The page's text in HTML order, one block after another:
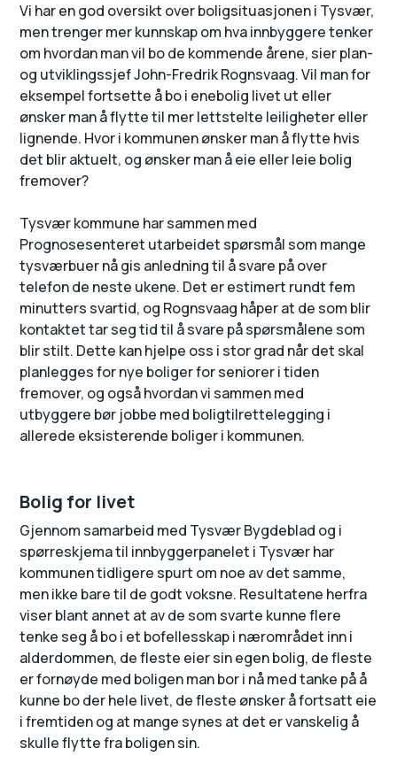
Vi har en god oversikt over boligsituasjonen i Tysvær,
men trenger mer kunnskap om hva innbyggere tenker
om hvordan man vil bo de kommende årene, sier plan-
og utviklingssjef John-Fredrik Rognsvaag. Vil man for
eksempel fortsette å bo i enebolig livet ut eller
ønsker man å flytte til mer lettstelte leiligheter eller
lignende. Hvor i kommunen ønsker man å flytte hvis
det blir aktuelt, og ønsker man å eie eller leie bolig
fremover?
Tysvær kommune har sammen med
Prognosesenteret utarbeidet spørsmål som mange
tysværbuer nå gis anledning til å svare på over
telefon de neste ukene. Det er estimert rundt fem
minutters svartid, og Rognsvaag håper at de som blir
kontaktet tar seg tid til å svare på spørsmålene som
blir stilt. Dette kan hjelpe oss i stor grad når det skal
planlegges for nye boliger for seniorer i tiden
fremover, og også hvordan vi sammen med
utbyggere bør jobbe med boligtilrettelegging i
allerede eksisterende boliger i kommunen.
Bolig for livet
Gjennom samarbeid med Tysvær Bygdeblad og i
spørreskjema til innbyggerpanelet i Tysvær har
kommunen tidligere spurt om noe av det samme,
men ikke bare til de godt voksne. Resultatene herfra
viser blant annet at av de som svarte kunne flere
tenke seg å bo i et bofellesskap i nærområdet inn i
alderdommen, de fleste eier sin egen bolig, de fleste
er fornøyde med boligen man bor i nå med tanke på å
kunne bo der hele livet, de fleste ønsker å fortsatt eie
i fremtiden og at mange synes at det er vanskelig å
skulle flytte fra boligen sin.